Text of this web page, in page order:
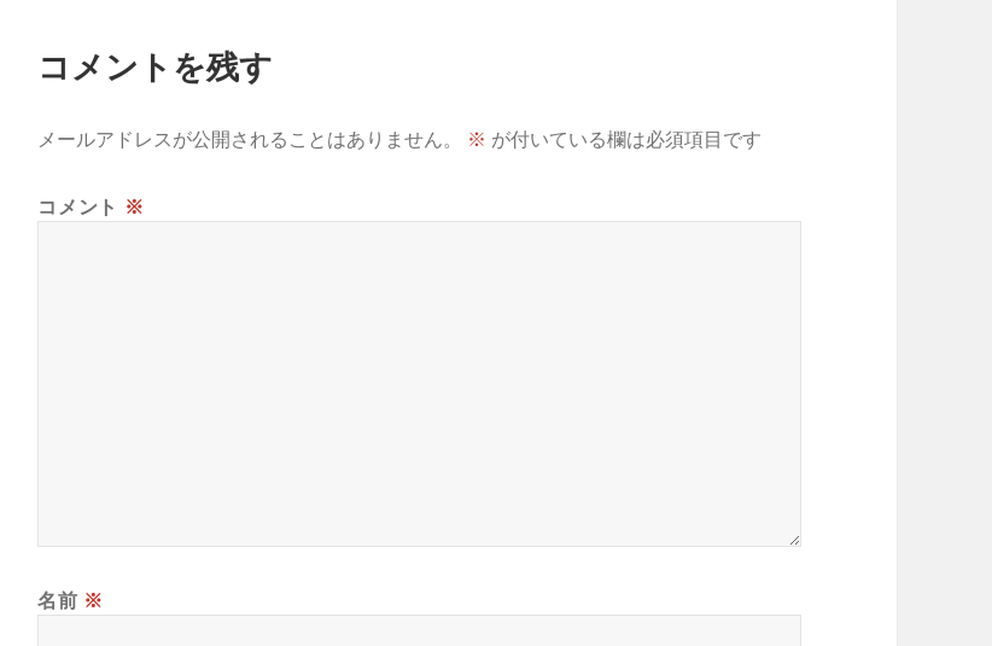
コメントを残す
メールアドレスが公開されることはありません。 ※ が付いている欄は必須項目です
コメント ※
名前 ※